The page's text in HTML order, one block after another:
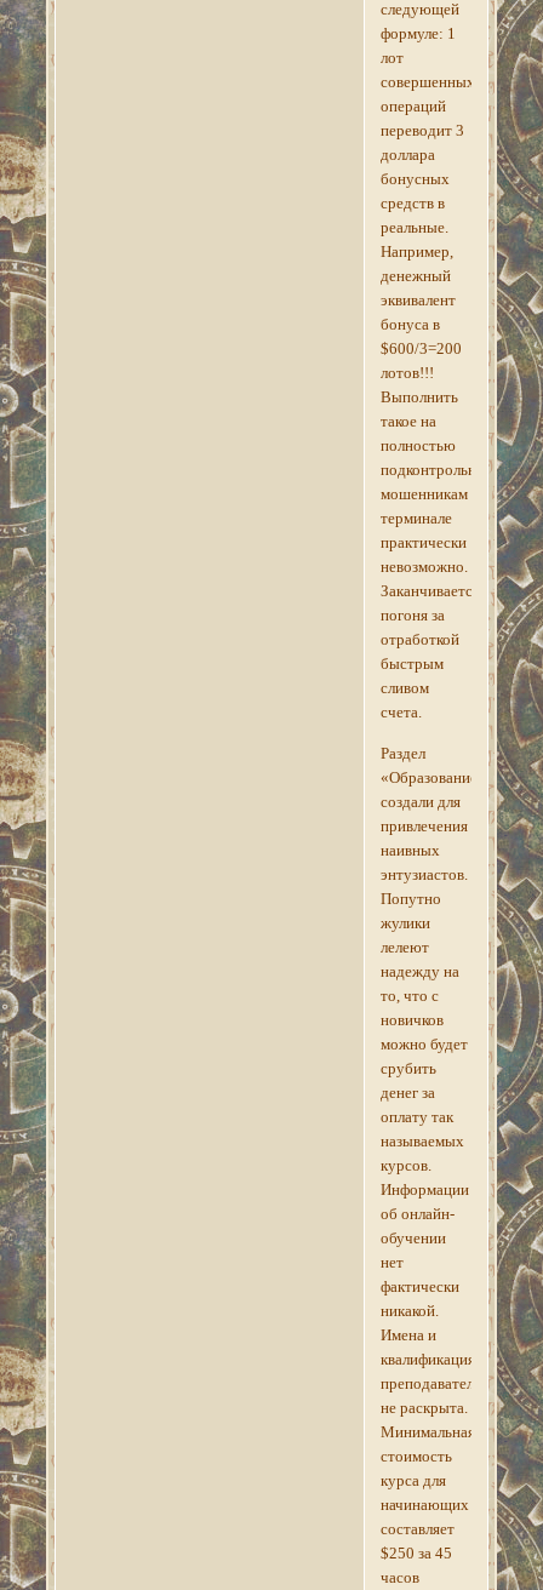
следующей
формуле: 1
лот
совершенных
операций
переводит 3
доллара
бонусных
средств в
реальные.
Например,
денежный
эквивалент
бонуса в
$600/3=200
лотов!!!
Выполнить
такое на
полностью
подконтрольном
мошенникам
терминале
практически
невозможно.
Заканчивается
погоня за
отработкой
быстрым
сливом
счета.
Раздел
«Образование»
создали для
привлечения
наивных
энтузиастов.
Попутно
жулики
лелеют
надежду на
то, что с
новичков
можно будет
срубить
денег за
оплату так
называемых
курсов.
Информации
об онлайн-
обучении
нет
фактически
никакой.
Имена и
квалификация
преподавателей
не раскрыта.
Минимальная
стоимость
курса для
начинающих
составляет
$250 за 45
часов